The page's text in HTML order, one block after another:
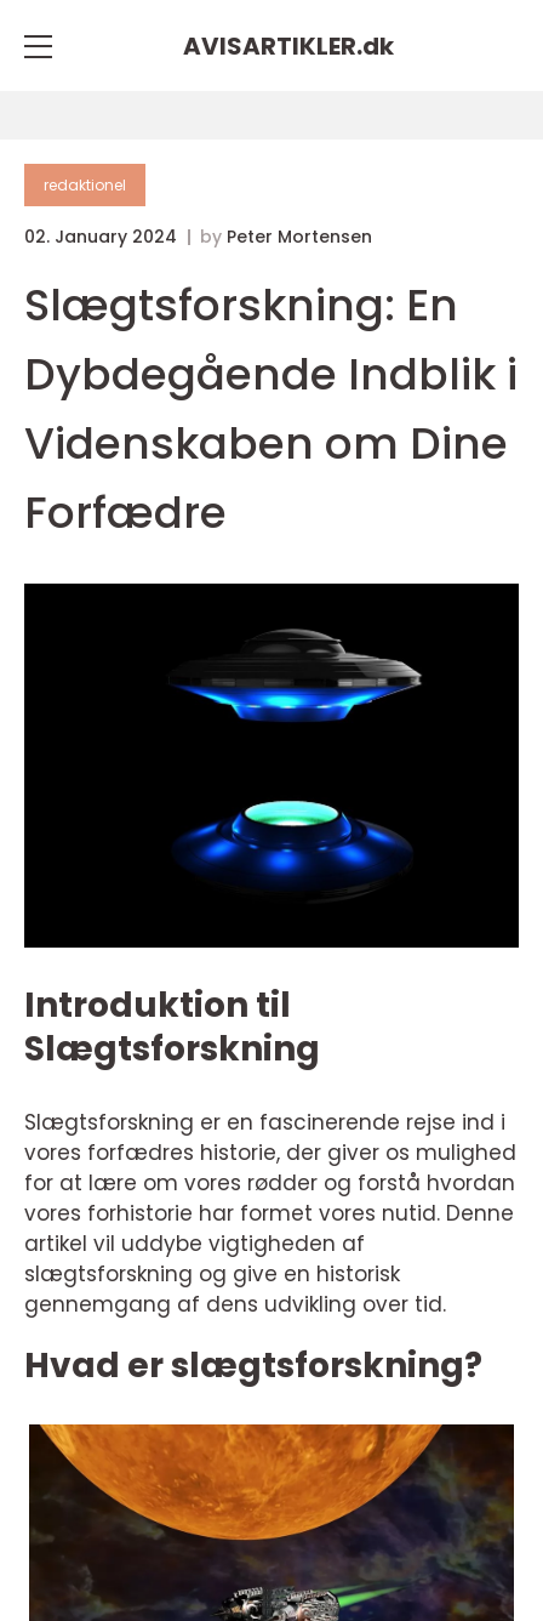
AVISARTIKLER.dk
redaktionel
02. January 2024 by Peter Mortensen
Slægtsforskning: En
Dybdegående Indblik i
Videnskaben om Dine
Forfædre
Introduktion til
Slægtsforskning
Slægtsforskning er en fascinerende rejse ind i
vores forfædres historie, der giver os mulighed
for at lære om vores rødder og forstå hvordan
vores forhistorie har formet vores nutid. Denne
artikel vil uddybe vigtigheden af
slægtsforskning og give en historisk
gennemgang af dens udvikling over tid.
Hvad er slægtsforskning?